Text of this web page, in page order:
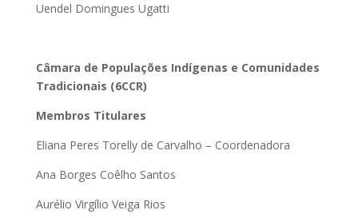
Uendel Domingues Ugatti
Câmara de Populações Indígenas e Comunidades
Tradicionais (6CCR)
Membros Titulares
Eliana Peres Torelly de Carvalho – Coordenadora
Ana Borges Coêlho Santos
Aurélio Virgílio Veiga Rios